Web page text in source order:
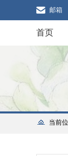
邮箱
首页
当前